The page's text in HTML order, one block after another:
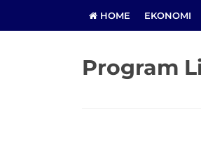
HOME EKONOMI
Program